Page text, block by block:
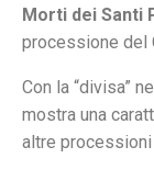
Morti dei Santi
processione del
Con la “divisa”
mostra una
altre